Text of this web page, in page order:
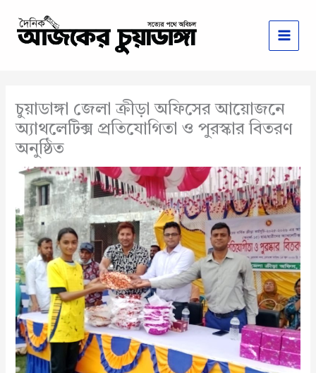
content
চুয়াডাঙ্গা জেলা ক্রীড়া অফিসের আয়োজনে
অ্যাথলেটিক্স প্রতিযোগিতা ও পুরস্কার বিতরণ
অনুষ্ঠিত